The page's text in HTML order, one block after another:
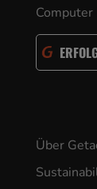
Über